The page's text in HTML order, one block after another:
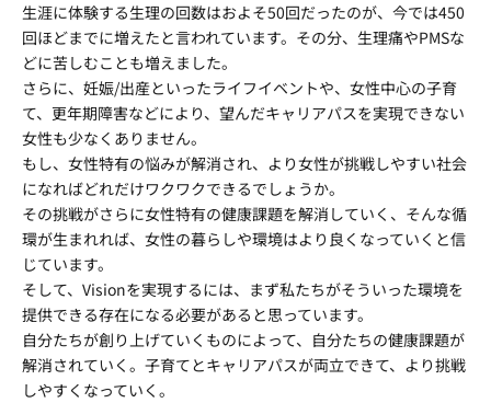
生涯に体験する生理の回数はおよそ50回だったのが、今では450
回ほどまでに増えたと言われています。その分、生理痛やPMSな
どに苦しむことも増えました。
さらに、妊娠/出産といったライフイベントや、女性中心の子育
て、更年期障害などにより、望んだキャリアパスを実現できない
女性も少なくありません。
もし、女性特有の悩みが解消され、より女性が挑戦しやすい社会
になればどれだけワクワクできるでしょうか。
その挑戦がさらに女性特有の健康課題を解消していく、そんな循
環が生まれれば、女性の暮らしや環境はより良くなっていくと信
じています。
そして、Visionを実現するには、まず私たちがそういった環境を
提供できる存在になる必要があると思っています。
自分たちが創り上げていくものによって、自分たちの健康課題が
解消されていく。子育てとキャリアパスが両立できて、より挑戦
しやすくなっていく。